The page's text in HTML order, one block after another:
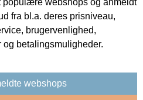
fra bl.a. deres prisniveau,
brugervenlighed,
og betalingsmuligheder.
webshops